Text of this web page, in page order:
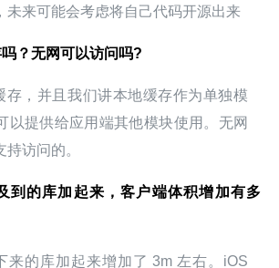
未来可能会考虑将自己代码开源出来
？无网可以访问吗?
存，并且我们讲本地缓存作为单独模
以提供给应用端其他模块使用。无网
访问的。
到的库加起来，客户端体积增加有多
来的库加起来增加了 3m 左右。iOS